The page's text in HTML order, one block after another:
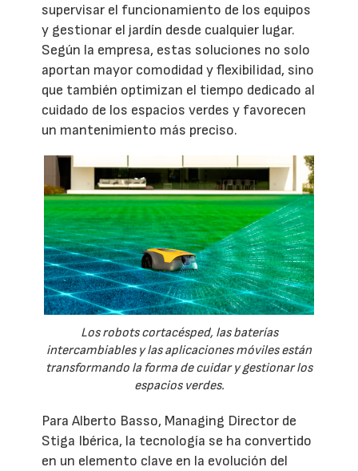
supervisar el funcionamiento de los equipos
y gestionar el jardín desde cualquier lugar.
Según la empresa, estas soluciones no solo
aportan mayor comodidad y flexibilidad, sino
que también optimizan el tiempo dedicado al
cuidado de los espacios verdes y favorecen
un mantenimiento más preciso.
Los robots cortacésped, las baterías
intercambiables y las aplicaciones móviles están
transformando la forma de cuidar y gestionar los
espacios verdes.
Para Alberto Basso, Managing Director de
Stiga Ibérica, la tecnología se ha convertido
en un elemento clave en la evolución del